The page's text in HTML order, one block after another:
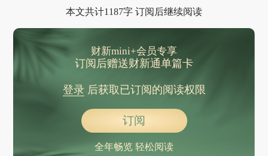
本文共计1187字 订阅后继续阅读
财新mini+会员专享
订阅后赠送财新通单篇卡
登录后获取已订阅的阅读权限
订阅
全年畅览 轻松阅读